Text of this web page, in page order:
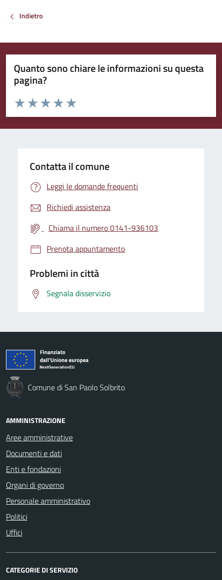
Indietro
Quanto sono chiare le informazioni su questa
pagina?
Valuta da 1 a 5 stelle la pagina
Valuta 5 stelle su 5
Valuta 4 stelle su 5
Valuta 3 stelle su 5
Valuta 2 stelle su 5
Valuta 1 stelle su 5
Contatta il comune
Leggi le domande frequenti
Richiedi assistenza
Chiama il numero 0141-936103
Prenota appuntamento
Problemi in città
Segnala disservizio
Comune di San Paolo Solbrito
AMMINISTRAZIONE
Aree amministrative
Documenti e dati
Enti e fondazioni
Organi di governo
Personale amministrativo
Politici
Uffici
CATEGORIE DI SERVIZIO